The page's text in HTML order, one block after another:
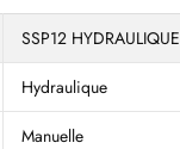
SSP12 HYDRAULIQUE
Hydraulique
Manuelle